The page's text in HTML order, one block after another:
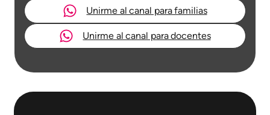
Unirme al canal para familias
Unirme al canal para docentes